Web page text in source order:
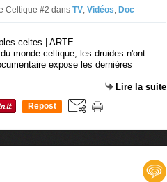
Celtique #2 dans TV, Vidéos, Doc
monde celtique, les druides n'ont
expose les dernières
Lire la suite
Repost